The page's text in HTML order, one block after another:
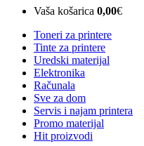
Vaša košarica 0,00€
Toneri za printere
Tinte za printere
Uredski materijal
Elektronika
Računala
Sve za dom
Servis i najam printera
Promo materijal
Hit proizvodi